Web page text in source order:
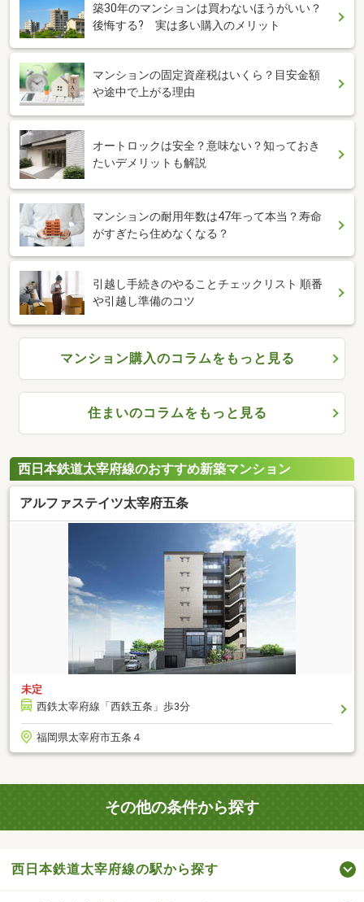
築30年のマンションは買わないほうがいい？
後悔する? 実は多い購入のメリット
マンションの固定資産税はいくら？目安金額
や途中で上がる理由
オートロックは安全？意味ない？知っておき
たいデメリットも解説
マンションの耐用年数は47年って本当？寿命
がすぎたら住めなくなる？
引越し手続きのやることチェックリスト 順番
や引越し準備のコツ
マンション購入のコラムをもっと見る
住まいのコラムをもっと見る
西日本鉄道太宰府線のおすすめ新築マンション
アルファステイツ太宰府五条
未定
西鉄太宰府線「西鉄五条」歩3分
福岡県太宰府市五条４
その他の条件から探す
西日本鉄道太宰府線の駅から探す